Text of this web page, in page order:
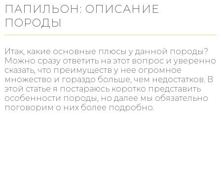
ПАПИЛЬОН: ОПИСАНИЕ
ПОРОДЫ
Итак, какие основные плюсы у данной породы?
Можно сразу ответить на этот вопрос и уверенно
сказать, что преимуществ у нее огромное
множество и гораздо больше, чем недостатков. В
этой статье я постараюсь коротко представить
особенности породы, но далее мы обязательно
поговорим о них более подробно.